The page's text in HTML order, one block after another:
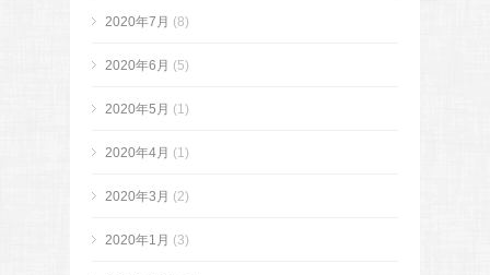
2020年7月 (8)
2020年6月 (5)
2020年5月 (1)
2020年4月 (1)
2020年3月 (2)
2020年1月 (3)